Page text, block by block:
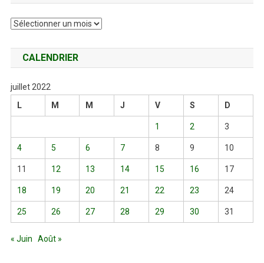
Archives
CALENDRIER
juillet 2022
L
M M J V S D
1 2 3
4 5 6 7 8 9 10
11 12 13 14 15 16 17
18 19 20 21 22 23 24
25 26 27 28 29 30 31
« Juin Août »